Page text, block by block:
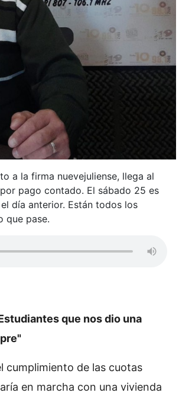
a la firma nuevejuliense, llega al
pago contado. El sábado 25 es
día anterior. Están todos los
que pase.
que nos dio una
cumplimiento de las cuotas
en marcha con una vivienda